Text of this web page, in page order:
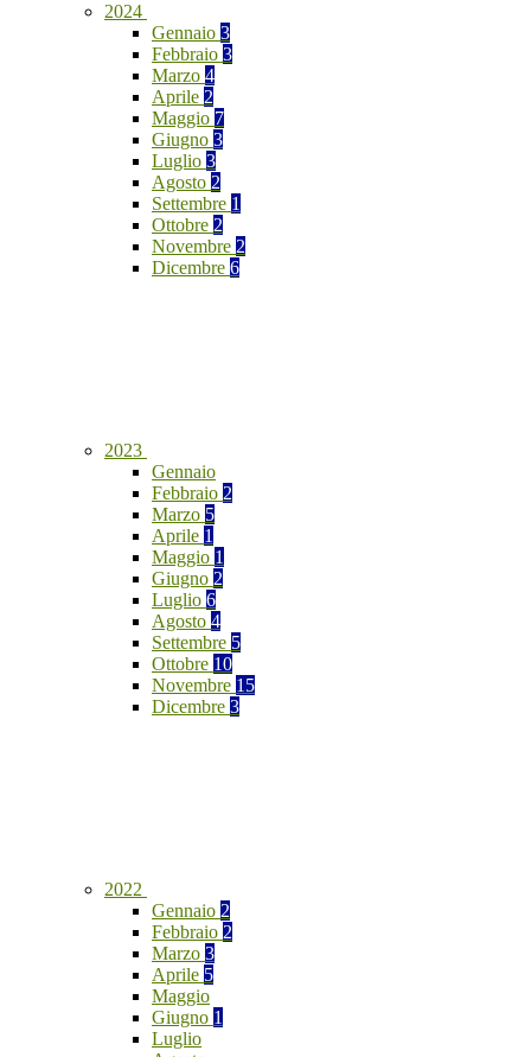
2024
Gennaio 3
Febbraio 3
Marzo 4
Aprile 2
Maggio 7
Giugno 3
Luglio 3
Agosto 2
Settembre 1
Ottobre 2
Novembre 2
Dicembre 6
2023
Gennaio
Febbraio 2
Marzo 5
Aprile 1
Maggio 1
Giugno 2
Luglio 6
Agosto 4
Settembre 5
Ottobre 10
Novembre 15
Dicembre 3
2022
Gennaio 2
Febbraio 2
Marzo 3
Aprile 5
Maggio
Giugno 1
Luglio